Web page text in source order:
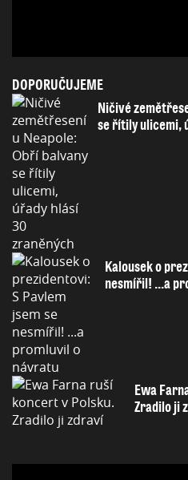
DOPORUČUJEME
Ničivé
se řítily ulicemi,
Kalousek o
nesmířil! ...a
Ewa
Zradilo ji